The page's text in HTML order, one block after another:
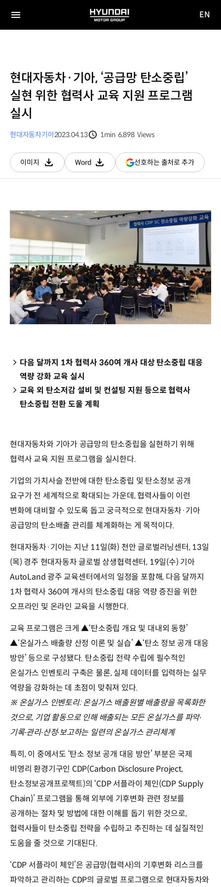
전체
HYUNDAI
MOTOR
EN
현대자동차·기아, ‘공급망 탄소중립’
실현 위한 협력사 교육 지원 프로그램
실시
현대자동차기아2023.04.13
1min 6,898 Views
이미지
다운로드
Word
다운로드
선호하는 출처로 추가(새
창
다음 달까지 1차 협력사 360여 개사 대상 탄소중립 대응
역량 강화 교육 실시
교육 외 탄소저감 설비 및 컨설팅 지원 등으로 협력사
탄소중립 전환 도울 계획
현대자동차와 기아가 공급망의 탄소중립을 실현하기 위해
협력사 교육 지원 프로그램을 실시한다.
기업의 가치사슬 전반에 대한 탄소중립 및 탄소정보 공개
요구가 전 세계적으로 확대되는 가운데, 협력사들이 이런
변화에 대비할 수 있도록 돕고 궁극적으로 현대자동차·기아
공급망의 탄소배출 관리를 체계화하는 게 목적이다.
현대자동차·기아는 지난 11일(화) 천안 글로벌러닝센터, 13일
(목) 경주 현대자동차 글로벌 상생협력센터, 19일(수) 기아
AutoLand 광주 교육센터에서의 일정을 포함해, 다음 달까지
1차 협력사 360여 개사의 탄소중립 대응 역량 증진을 위한
오프라인 및 온라인 교육을 시행한다.
교육 프로그램은 크게 ▲‘탄소중립 개요 및 대내외 동향’
▲‘온실가스 배출량 산정 이론 및 실습’ ▲‘탄소 정보 공개 대응
방안’ 등으로 구성됐다. 탄소중립 전략 수립에 필수적인
온실가스 인벤토리 구축은 물론, 실제 데이터를 입력하는 실무
역량을 강화하는 데 초점이 맞춰져 있다.
※ 온실가스 인벤토리: 온실가스 배출원별 배출량을 목록화한
것으로, 기업 활동으로 인해 배출되는 모든 온실가스를 파악∙
기록∙관리∙산정∙보고하는 일련의 온실가스 관리체계
특히, 이 중에서도 ‘탄소 정보 공개 대응 방안’ 부분은 국제
비영리 환경기구인 CDP(Carbon Disclosure Project,
탄소정보공개프로젝트)의 ‘CDP 서플라이 체인(CDP Supply
Chain)’ 프로그램을 통해 외부에 기후변화 관련 정보를
공개하는 절차 및 방법에 대한 이해를 돕기 위한 것으로,
협력사들이 탄소중립 전략을 수립하고 추진하는 데 실질적인
도움을 줄 것으로 기대된다.
‘CDP 서플라이 체인’은 공급망(협력사)의 기후변화 리스크를
파악하고 관리하는 CDP의 글로벌 프로그램으로 현대자동차와